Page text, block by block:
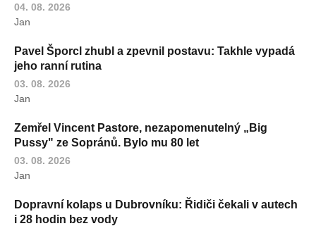
04. 08. 2026
Jan
Pavel Šporcl zhubl a zpevnil postavu: Takhle vypadá
jeho ranní rutina
03. 08. 2026
Jan
Zemřel Vincent Pastore, nezapomenutelný „Big
Pussy" ze Sopránů. Bylo mu 80 let
03. 08. 2026
Jan
Dopravní kolaps u Dubrovníku: Řidiči čekali v autech
i 28 hodin bez vody